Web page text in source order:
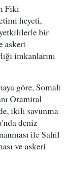
Fiki
heyeti,
bir
askeri
imkanlarını
göre, Somali
Oramiral
ikili savunma
deniz
ile Sahil
ve askeri